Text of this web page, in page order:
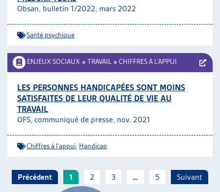
Obsan, bulletin 1/2022, mars 2022
Santé psychique
ENJEUX SOCIAUX » TRAVAIL » CHIFFRES À L’APPUI
LES PERSONNES HANDICAPÉES SONT MOINS
SATISFAITES DE LEUR QUALITÉ DE VIE AU
TRAVAIL
OFS, communiqué de presse, nov. 2021
Chiffres à l'appui Handicap
Précédent 1 2 3 … 5 Suivant